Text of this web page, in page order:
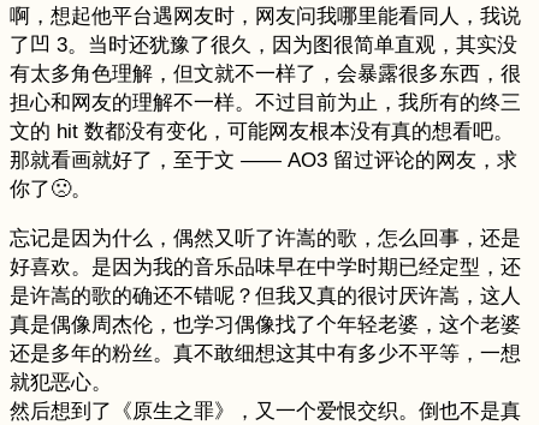
啊，想起他平台遇网友时，网友问我哪里能看同人，我说
了凹 3。当时还犹豫了很久，因为图很简单直观，其实没
有太多角色理解，但文就不一样了，会暴露很多东西，很
担心和网友的理解不一样。不过目前为止，我所有的终三
文的 hit 数都没有变化，可能网友根本没有真的想看吧。
那就看画就好了，至于文 —— AO3 留过评论的网友，求
你了🙁。
忘记是因为什么，偶然又听了许嵩的歌，怎么回事，还是
好喜欢。是因为我的音乐品味早在中学时期已经定型，还
是许嵩的歌的确还不错呢？但我又真的很讨厌许嵩，这人
真是偶像周杰伦，也学习偶像找了个年轻老婆，这个老婆
还是多年的粉丝。真不敢细想这其中有多少不平等，一想
就犯恶心。
然后想到了《原生之罪》，又一个爱恨交织。倒也不是真